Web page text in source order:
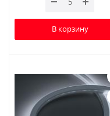
В корзину